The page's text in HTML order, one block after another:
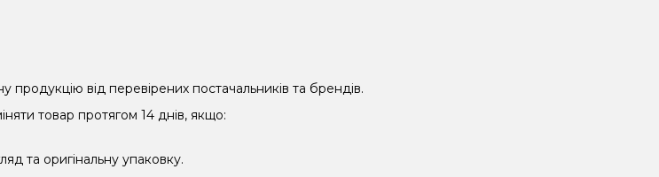
продукцію від перевірених постачальників та брендів.
товар протягом 14 днів, якщо:
та оригінальну упаковку.